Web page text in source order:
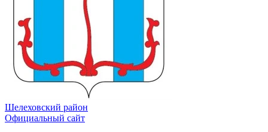
Шелеховский район
Официальный сайт